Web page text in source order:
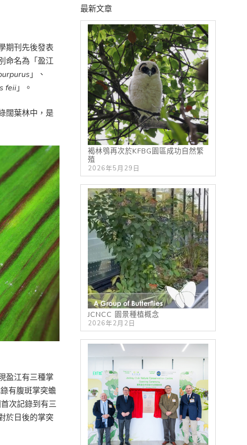
最新文章
褐林鴞再次於KFBG園區成功自然繁
殖
2026年5月29日
JCNCC 園景種植概念
2026年2月2日
期刊先後發表
命名為「盈江
」、
feii」。
闊葉林中，是
盈江有三種掌
有腹斑掌突蟾
次記錄到有三
於日後的掌突